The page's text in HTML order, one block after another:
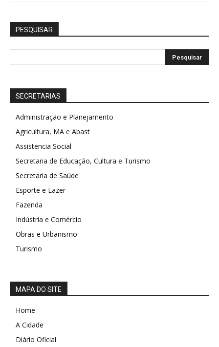
PESQUISAR
SECRETARIAS
Administração e Planejamento
Agricultura, MA e Abast
Assistencia Social
Secretaria de Educação, Cultura e Turismo
Secretaria de Saúde
Esporte e Lazer
Fazenda
Indústria e Comércio
Obras e Urbanismo
Turismo
MAPA DO SITE
Home
A Cidade
Diário Oficial